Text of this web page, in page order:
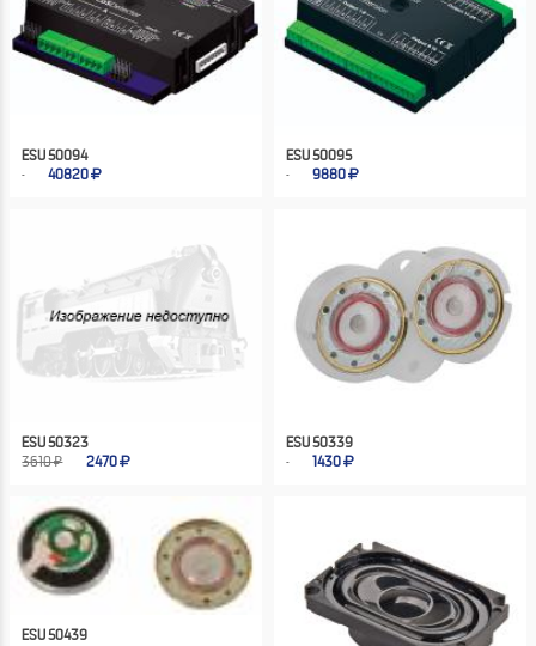
ESU 50094
40820
ESU 50095
9880
ESU 50323
3610 ₽
2470
ESU 50339
1430
ESU 50439